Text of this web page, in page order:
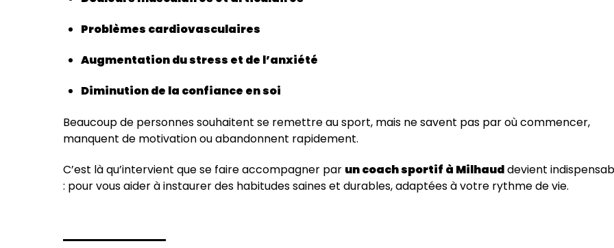
Problèmes cardiovasculaires
Augmentation du stress et de l’anxiété
Diminution de la confiance en soi
Beaucoup de personnes souhaitent se remettre au sport, mais ne savent pas par où commencer,
manquent de motivation ou abandonnent rapidement.
C’est là qu’intervient que se faire accompagner par un coach sportif à Milhauddevient
: pour vous aider à instaurer des habitudes saines et durables, adaptées à votre rythme de vie.